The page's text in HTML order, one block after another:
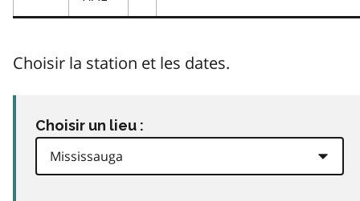
Choisir la station et les dates.
Choisir un lieu :